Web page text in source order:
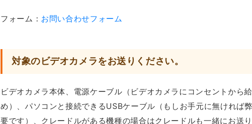
フォーム： お問い合わせフォーム
対象のビデオカメラをお送りください。
ビデオカメラ本体、電源ケーブル（ビデオカメラにコンセントから
め）、パソコンと接続できるUSBケーブル（もしお手元に無ければ
要です）、クレードルがある機種の場合はクレードルも一緒にお送